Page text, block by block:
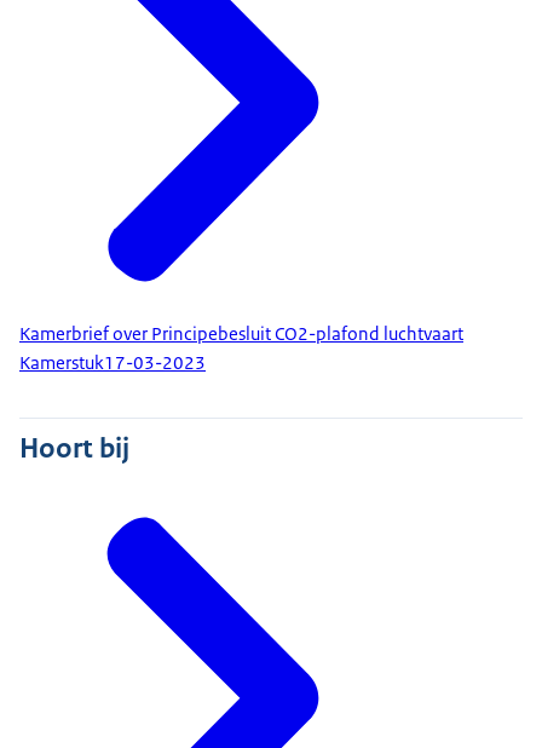
Kamerbrief over Principebesluit CO2-plafond luchtvaart
Kamerstuk17-03-2023
Hoort bij